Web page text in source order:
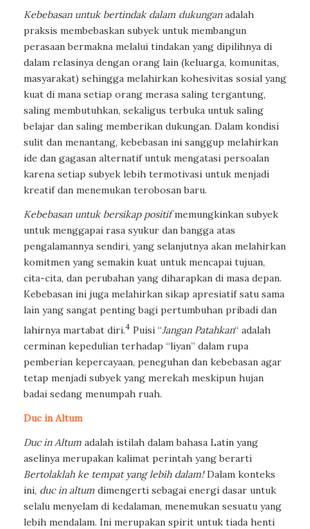
Kebebasan untuk bertindak dalam dukunganadalah
praksis membebaskan subyek untuk membangun
perasaan bermakna melalui tindakan yang dipilihnya di
dalam relasinya dengan orang lain (keluarga, komunitas,
masyarakat) sehingga melahirkan kohesivitas sosial yang
kuat di mana setiap orang merasa saling tergantung,
saling membutuhkan, sekaligus terbuka untuk saling
belajar dan saling memberikan dukungan. Dalam kondisi
sulit dan menantang, kebebasan ini sanggup melahirkan
ide dan gagasan alternatif untuk mengatasi persoalan
karena setiap subyek lebih termotivasi untuk menjadi
kreatif dan menemukan terobosan baru.
Kebebasan untuk bersikap positifmemungkinkan subyek
untuk menggapai rasa syukur dan bangga atas
pengalamannya sendiri, yang selanjutnya akan melahirkan
komitmen yang semakin kuat untuk mencapai tujuan,
cita-cita, dan perubahan yang diharapkan di masa depan.
Kebebasan ini juga melahirkan sikap apresiatif satu sama
lain yang sangat penting bagi pertumbuhan pribadi dan
lahirnya martabat diri.4Puisi “Jangan Patahkan“ adalah
cerminan kepedulian terhadap “liyan” dalam rupa
pemberian kepercayaan, peneguhan dan kebebasan agar
tetap menjadi subyek yang merekah meskipun hujan
badai sedang menumpah ruah.
Duc in Altum
Duc in Altumadalah istilah dalam bahasa Latin yang
aselinya merupakan kalimat perintah yang berarti
Bertolaklah ke tempat yang lebih dalam!Dalam konteks
ini, duc in altumdimengerti sebagai energi dasar untuk
selalu menyelam di kedalaman, menemukan sesuatu yang
lebih mendalam. Ini merupakan spirit untuk tiada henti